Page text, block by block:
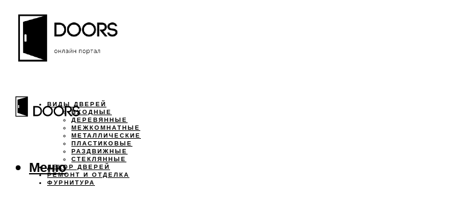
ВИДЫ ДВЕРЕЙ
ВХОДНЫЕ
ДЕРЕВЯННЫЕ
МЕЖКОМНАТНЫЕ
МЕТАЛЛИЧЕСКИЕ
ПЛАСТИКОВЫЕ
РАЗДВИЖНЫЕ
СТЕКЛЯННЫЕ
ДЕКОР ДВЕРЕЙ
РЕМОНТ И ОТДЕЛКА
ФУРНИТУРА
Меню